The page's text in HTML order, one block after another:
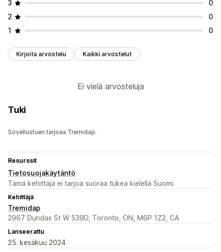
3
0
2
0
1
0
Kirjoita arvostelu Kaikki arvostelut
Ei vielä arvosteluja
Tuki
Sovellustuen tarjoaa Tremidap.
Resurssit
Tietosuojakäytäntö
Tämä kehittäjä ei tarjoa suoraa tukea kielellä Suomi.
Kehittäjä
Tremidap
2967 Dundas St W 539D, Toronto, ON, M6P 1Z2, CA
Lanseerattu
25. kesäkuu 2024